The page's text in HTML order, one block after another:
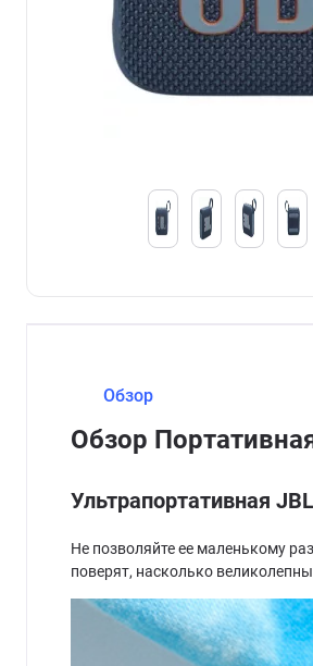
Обзор
Обзор
Ультрапортативная
Не позволяйте ее маленькому
поверят, насколько